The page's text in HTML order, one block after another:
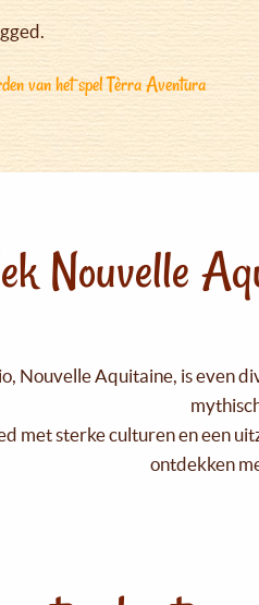
van het spel Tèrra Aventura
Nouvelle
Nouvelle Aquitaine, is even
met sterke culturen en een
ontdekken